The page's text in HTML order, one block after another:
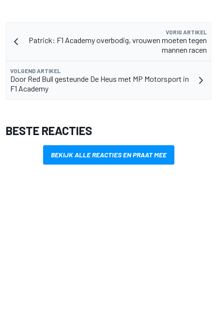
VORIG ARTIKEL
Patrick: F1 Academy overbodig, vrouwen moeten tegen
mannen racen
VOLGEND ARTIKEL
Door Red Bull gesteunde De Heus met MP Motorsport in
F1 Academy
BESTE REACTIES
BEKIJK ALLE REACTIES EN PRAAT MEE